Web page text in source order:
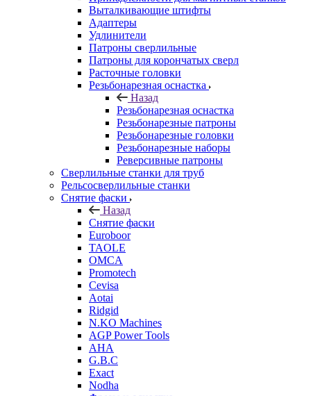
Выталкивающие штифты
Адаптеры
Удлинители
Патроны сверлильные
Патроны для корончатых сверл
Расточные головки
Резьбонарезная оснастка
Назад
Резьбонарезная оснастка
Резьбонарезные патроны
Резьбонарезные головки
Резьбонарезные наборы
Реверсивные патроны
Сверлильные станки для труб
Рельсосверлильные станки
Снятие фаски
Назад
Снятие фаски
Euroboor
TAOLE
OMCA
Promotech
Cevisa
Aotai
Ridgid
N.KO Machines
AGP Power Tools
AHA
G.B.C
Exact
Nodha